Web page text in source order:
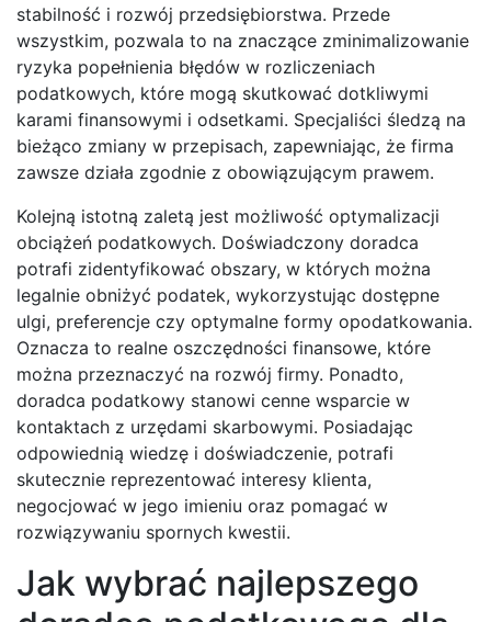
stabilność i rozwój przedsiębiorstwa. Przede
wszystkim, pozwala to na znaczące zminimalizowanie
ryzyka popełnienia błędów w rozliczeniach
podatkowych, które mogą skutkować dotkliwymi
karami finansowymi i odsetkami. Specjaliści śledzą na
bieżąco zmiany w przepisach, zapewniając, że firma
zawsze działa zgodnie z obowiązującym prawem.
Kolejną istotną zaletą jest możliwość optymalizacji
obciążeń podatkowych. Doświadczony doradca
potrafi zidentyfikować obszary, w których można
legalnie obniżyć podatek, wykorzystując dostępne
ulgi, preferencje czy optymalne formy opodatkowania.
Oznacza to realne oszczędności finansowe, które
można przeznaczyć na rozwój firmy. Ponadto,
doradca podatkowy stanowi cenne wsparcie w
kontaktach z urzędami skarbowymi. Posiadając
odpowiednią wiedzę i doświadczenie, potrafi
skutecznie reprezentować interesy klienta,
negocjować w jego imieniu oraz pomagać w
rozwiązywaniu spornych kwestii.
Jak wybrać najlepszego